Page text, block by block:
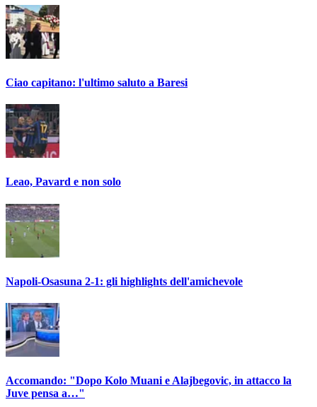
Ciao capitano: l'ultimo saluto a Baresi
Leao, Pavard e non solo
Napoli-Osasuna 2-1: gli highlights dell'amichevole
Accomando: "Dopo Kolo Muani e Alajbegovic, in attacco la
Juve pensa a…"